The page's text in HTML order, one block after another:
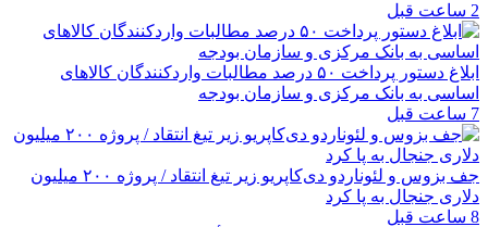
2 ساعت قبل
ابلاغ دستور پرداخت ۵۰ درصد مطالبات واردکنندگان کالاهای
اساسی به بانک مرکزی و سازمان بودجه
7 ساعت قبل
جف بزوس و لئوناردو دی‌کاپریو زیر تیغ انتقاد / پروژه ۲۰۰ میلیون
دلاری جنجال به پا کرد
8 ساعت قبل